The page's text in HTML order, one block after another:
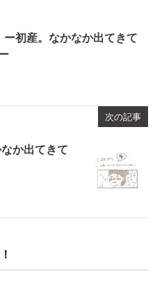
初産。なかなか出てきて
次の記事
か出てきて